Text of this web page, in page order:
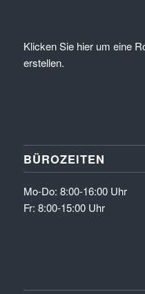
Klicken Sie hier um eine
erstellen.
BÜROZEITEN
Mo-Do: 8:00-16:00 Uhr
Fr: 8:00-15:00 Uhr